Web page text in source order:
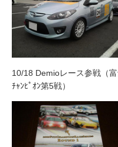
10/18 Demioレース参戦（
ﾁｬﾝﾋﾟｵﾝ第5戦）